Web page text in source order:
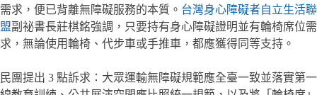
需求，便已背離無障礙服務的本質。 台灣身心障礙者自立生活聯
盟副祕書長莊棋銘強調，只要持有身心障礙證明並有輪椅席位需
求，無論使用輪椅、代步車或手推車，都應獲得同等支持。
民團提出 3 點訴求：大眾運輸無障礙規範應全臺一致並落實第一